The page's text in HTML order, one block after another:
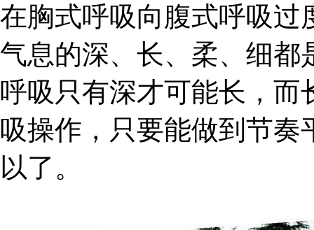
在胸式呼吸向腹式呼吸过
气息的深、长、柔、细都
呼吸只有深才可能长，而
吸操作，只要能做到节奏
以了。